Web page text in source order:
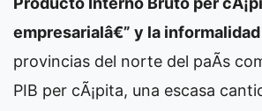
empresarialâ€” y la
provincias del norte del paÃ­s
PIB per cÃ¡pita, una escasa